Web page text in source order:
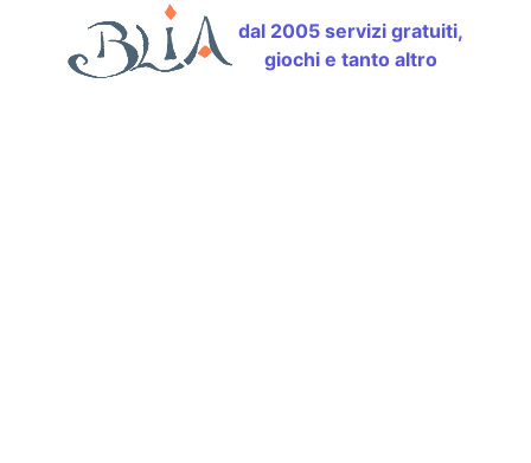
dal 2005 servizi gratuiti,
giochi e tanto altro